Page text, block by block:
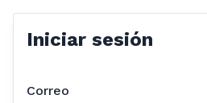
Iniciar sesión
Correo